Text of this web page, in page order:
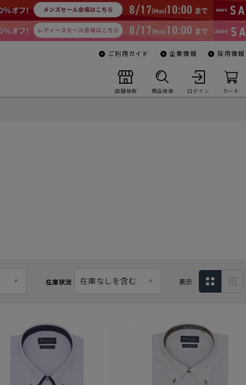
ご利用ガイド 企業情報 採用情報
店舗検索 商品検索 ログイン カート
在庫状況 在庫なしを含む 表示